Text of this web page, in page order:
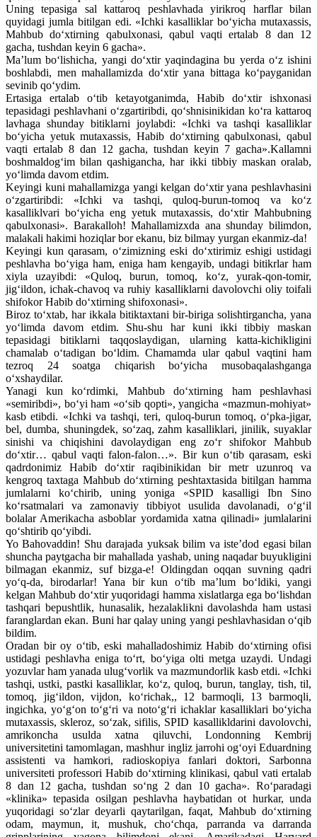
Uning tepasiga sal kattaroq peshlavhada yirikroq harflar bilan
quyidagi jumla bitilgan edi. «Ichki kasalliklar bo‘yicha mutaxassis,
Mahbub do‘xtirning qabulxonasi, qabul vaqti ertalab 8 dan 12
gacha, tushdan keyin 6 gacha».
Ma’lum bo‘lishicha, yangi do‘xtir yaqindagina bu yerda o‘z ishini
boshlabdi, men mahallamizda do‘xtir yana bittaga ko‘payganidan
sevinib qo‘ydim.
Ertasiga ertalab o‘tib ketayotganimda, Habib do‘xtir ishxonasi
tepasidagi peshlavhani o‘zgartiribdi, qo‘shnisinikidan ko‘ra kattaroq
lavhaga shunday bitiklarni joylabdi: «Ichki va tashqi kasalliklar
bo‘yicha yetuk mutaxassis, Habib do‘xtirning qabulxonasi, qabul
vaqti ertalab 8 dan 12 gacha, tushdan keyin 7 gacha».Kallamni
boshmaldog‘im bilan qashigancha, har ikki tibbiy maskan oralab,
yo‘limda davom etdim.
Keyingi kuni mahallamizga yangi kelgan do‘xtir yana peshlavhasini
o‘zgartiribdi: «Ichki va tashqi, quloq-burun-tomoq va ko‘z
kasalliklvari bo‘yicha eng yetuk mutaxassis, do‘xtir Mahbubning
qabulxonasi». Barakalloh! Mahallamizxda ana shunday bilimdon,
malakali hakimi hoziqlar bor ekanu, biz bilmay yurgan ekanmiz-da!
Keyingi kun qarasam, o‘zimizning eski do‘xtirimiz eshigi ustidagi
peshlavha bo‘yiga ham, eniga ham kengayib, undagi bitikrlar ham
xiyla uzayibdi: «Quloq, burun, tomoq, ko‘z, yurak-qon-tomir,
jig‘ildon, ichak-chavoq va ruhiy kasalliklarni davolovchi oliy toifali
shifokor Habib do‘xtirning shifoxonasi».
Biroz to‘xtab, har ikkala bitiktaxtani bir-biriga solishtirgancha, yana
yo‘limda davom etdim. Shu-shu har kuni ikki tibbiy maskan
tepasidagi bitiklarni taqqoslaydigan, ularning katta-kichikligini
chamalab o‘tadigan bo‘ldim. Chamamda ular qabul vaqtini ham
tezroq 24 soatga chiqarish bo‘yicha musobaqalashganga
o‘xshaydilar.
Yanagi kun ko‘rdimki, Mahbub do‘xtirning ham peshlavhasi
«semiribdi», bo‘yi ham «o‘sib qopti», yangicha «mazmun-mohiyat»
kasb etibdi. «Ichki va tashqi, teri, quloq-burun tomoq, o‘pka-jigar,
bel, dumba, shuningdek, so‘zaq, zahm kasalliklari, jinilik, suyaklar
sinishi va chiqishini davolaydigan eng zo‘r shifokor Mahbub
do‘xtir… qabul vaqti falon-falon…». Bir kun o‘tib qarasam, eski
qadrdonimiz Habib do‘xtir raqibinikidan bir metr uzunroq va
kengroq taxtaga Mahbub do‘xtirning peshtaxtasida bitilgan hamma
jumlalarni ko‘chirib, uning yoniga «SPID kasalligi Ibn Sino
ko‘rsatmalari va zamonaviy tibbiyot usulida davolanadi, o‘g‘il
bolalar Amerikacha asboblar yordamida xatna qilinadi» jumlalarini
qo‘shtirib qo‘yibdi.
Yo Bahovaddin! Shu darajada yuksak bilim va iste’dod egasi bilan
shuncha paytgacha bir mahallada yashab, uning naqadar buyukligini
bilmagan ekanmiz, suf bizga-e! Oldingdan oqqan suvning qadri
yo‘q-da, birodarlar! Yana bir kun o‘tib ma’lum bo‘ldiki, yangi
kelgan Mahbub do‘xtir yuqoridagi hamma xislatlarga ega bo‘lishdan
tashqari bepushtlik, hunasalik, hezalaklikni davolashda ham ustasi
faranglardan ekan. Buni har qalay uning yangi peshlavhasidan o‘qib
bildim.
Oradan bir oy o‘tib, eski mahalladoshimiz Habib do‘xtirning ofisi
ustidagi peshlavha eniga to‘rt, bo‘yiga olti metga uzaydi. Undagi
yozuvlar ham yanada ulug‘vorlik va mazmundorlik kasb etdi. «Ichki
tashqi, ustki, pastki kasalliklar, ko‘z, quloq, burun, tanglay, tish, til,
tomoq, jig‘ildon, vijdon, ko‘richak,, 12 barmoqli, 13 barmoqli,
ingichka, yo‘g‘on to‘g‘ri va noto‘g‘ri ichaklar kasalliklari bo‘yicha
mutaxassis, skleroz, so‘zak, sifilis, SPID kasallikldarini davolovchi,
amrikoncha usulda xatna qiluvchi, Londonning Kembrij
universitetini tamomlagan, mashhur ingliz jarrohi og‘oyi Eduardning
assistenti va hamkori, radioskopiya fanlari doktori, Sarbonna
universiteti professori Habib do‘xtirning klinikasi, qabul vati ertalab
8 dan 12 gacha, tushdan so‘ng 2 dan 10 gacha». Ro‘paradagi
«klinika» tepasida osilgan peshlavha haybatidan ot hurkar, unda
yuqoridagi so‘zlar deyarli qaytarilgan, faqat, Mahbub do‘xtirning
odam, maymun, it, mushuk, cho‘chqa, parranda va darranda